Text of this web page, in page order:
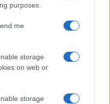
purposes.
me
storage
on web or
storage
Ατρόμητος και Novibet
συνεχίζουν μαζί: Ανανέωση